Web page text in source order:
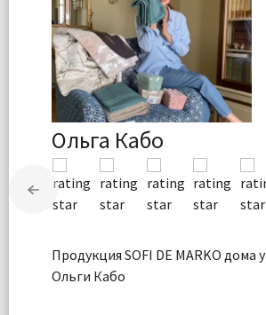
Ольга Кабо
Продукция SOFI DE MARKO дома у
Ольги Кабо